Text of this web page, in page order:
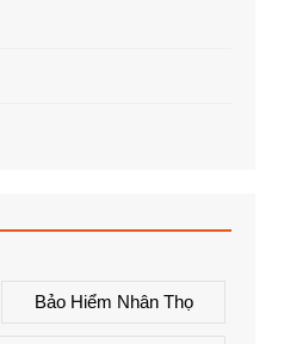
Bảo Hiểm Nhân Thọ